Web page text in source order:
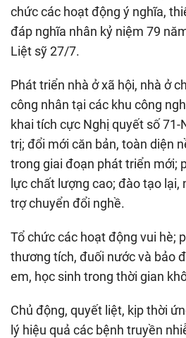
chức các hoạt động ý nghĩa,
đáp nghĩa nhân kỷ niệm 79
Liệt sỹ 27/7.
Phát triển nhà ở xã hội, nhà ở
công nhân tại các khu công
khai tích cực Nghị quyết số 71-
trị; đổi mới căn bản, toàn diện
trong giai đoạn phát triển mới;
lực chất lượng cao; đào tạo lại,
trợ chuyển đổi nghề.
Tổ chức các hoạt động vui hè;
thương tích, đuối nước và bảo
em, học sinh trong thời gian
Chủ động, quyết liệt, kịp thời
lý hiệu quả các bệnh truyền